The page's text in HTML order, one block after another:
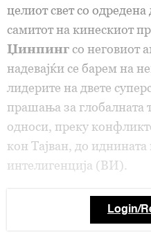
целиот свет со одредена
самитот на кинескиот
Џинпингсо неговиот
надевајќи се барем на
лидерите на двете
прашања за глобалната
односи, преку
кон Тајван, до иднината
интелигенција (ВИ).
Login/